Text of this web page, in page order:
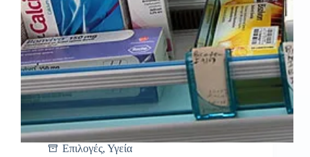
Επιλογές, Υγεία